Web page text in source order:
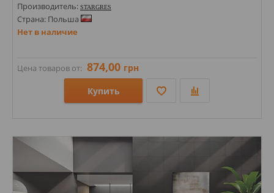
Производитель: STARGRES
Страна: Польша
Нет в наличие
Цена товаров от: 874,00 грн
Купить
Стили: Геометрия, орнамент;
Цвета: